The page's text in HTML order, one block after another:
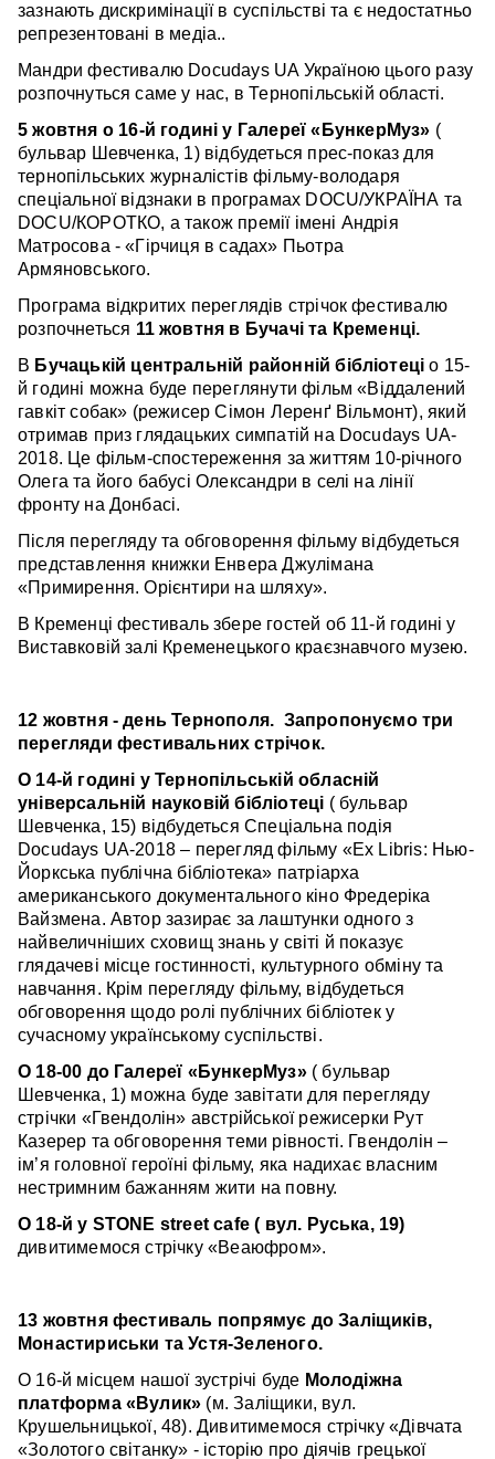
зазнають дискримінації в суспільстві та є недостатньо
репрезентовані в медіа..
Мандри фестивалю Docudays UA Україною цього разу
розпочнуться саме у нас, в Тернопільській області.
5 жовтня о 16-й годині у Галереї «БункерМуз» (
бульвар Шевченка, 1) відбудеться прес-показ для
тернопільських журналістів фільму-володаря
спеціальної відзнаки в програмах DOCU/УКРАЇНА та
DOCU/КОРОТКО, а також премії імені Андрія
Матросова - «Гірчиця в садах» Пьотра
Армяновського.
Програма відкритих переглядів стрічок фестивалю
розпочнеться 11 жовтня в Бучачі та Кременці.
В Бучацькій центральній районній бібліотеці о 15-
й годині можна буде переглянути фільм «Віддалений
гавкіт собак» (режисер Сімон Леренґ Вільмонт), який
отримав приз глядацьких симпатій на Docudays UA-
2018. Це фільм-спостереження за життям 10-річного
Олега та його бабусі Олександри в селі на лінії
фронту на Донбасі.
Після перегляду та обговорення фільму відбудеться
представлення книжки Енвера Джулімана
«Примирення. Орієнтири на шляху».
В Кременці фестиваль збере гостей об 11-й годині у
Виставковій залі Кременецького краєзнавчого музею.
12 жовтня - день Тернополя. Запропонуємо три
перегляди фестивальних стрічок.
О 14-й годині у Тернопільській обласній
універсальній науковій бібліотеці ( бульвар
Шевченка, 15) відбудеться Спеціальна подія
Docudays UA-2018 – перегляд фільму «Ex Libris: Нью-
Йоркська публічна бібліотека» патріарха
американського документального кіно Фредеріка
Вайзмена. Автор зазирає за лаштунки одного з
найвеличніших сховищ знань у світі й показує
глядачеві місце гостинності, культурного обміну та
навчання. Крім перегляду фільму, відбудеться
обговорення щодо ролі публічних бібліотек у
сучасному українському суспільстві.
О 18-00 до Галереї «БункерМуз»( бульвар
Шевченка, 1) можна буде завітати для перегляду
стрічки «Гвендолін» австрійської режисерки Рут
Казерер та обговорення теми рівності. Гвендолін –
ім’я головної героїні фільму, яка надихає власним
нестримним бажанням жити на повну.
О 18-й у STONE street cafe ( вул. Руська, 19)
дивитимемося стрічку «Веаюфром».
13 жовтня фестиваль попрямує до Заліщиків,
Монастириськи та Устя-Зеленого.
О 16-й місцем нашої зустрічі буде Молодіжна
платформа «Вулик» (м. Заліщики, вул.
Крушельницької, 48). Дивитимемося стрічку «Дівчата
«Золотого світанку» - історію про діячів грецької